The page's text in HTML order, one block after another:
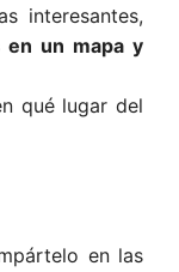
interesantes,
en un mapa y
qué lugar del
en las